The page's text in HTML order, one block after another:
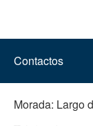
Contactos
Morada: Largo